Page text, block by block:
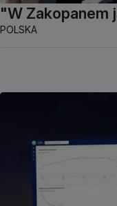
"W
POLSKA